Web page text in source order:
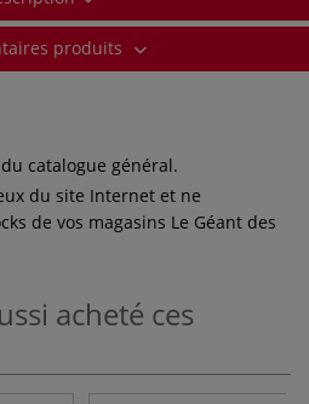
produits
catalogue général.
du site Internet et ne
de vos magasins Le Géant des
acheté ces